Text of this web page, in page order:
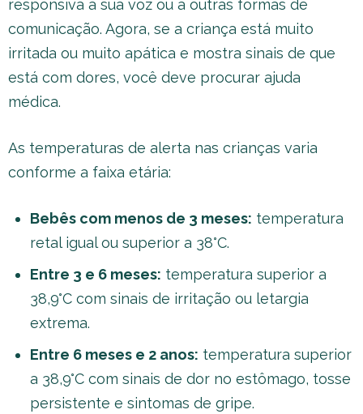
responsiva à sua voz ou a outras formas de
comunicação. Agora, se a criança está muito
irritada ou muito apática e mostra sinais de que
está com dores, você deve procurar ajuda
médica.
As temperaturas de alerta nas crianças varia
conforme a faixa etária:
Bebês com menos de 3 meses: temperatura
retal igual ou superior a 38°C.
Entre 3 e 6 meses: temperatura superior a
38,9°C com sinais de irritação ou letargia
extrema.
Entre 6 meses e 2 anos: temperatura superior
a 38,9°C com sinais de dor no estômago, tosse
persistente e sintomas de gripe.